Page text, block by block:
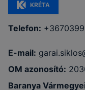
KRÉTA
Telefon:
E-mail:
OM azonosító:
Baranya